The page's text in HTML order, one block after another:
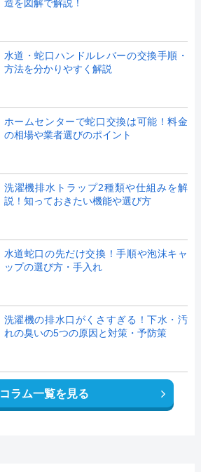
造を図解で解説！
水道・蛇口ハンドルレバーの交換手順・
方法を分かりやすく解説
ホームセンターで蛇口交換は可能！料金
の相場や業者選びのポイント
洗濯機排水トラップ2種類や仕組みを解
説！知っておきたい機能や選び方
水道蛇口の先だけ交換！手順や泡沫キャ
ップの選び方・手入れ
洗濯機の排水口がくさすぎる！下水・汚
れの臭いの5つの原因と対策・予防策
コラム一覧を見る